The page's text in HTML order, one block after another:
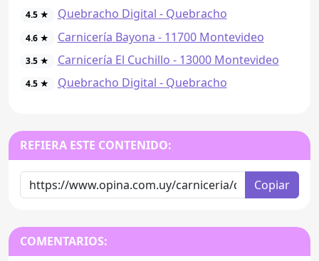
4.5 ★ Quebracho Digital - Quebracho
4.6 ★ Carnicería Bayona - 11700 Montevideo
3.5 ★ Carnicería El Cuchillo - 13000 Montevideo
4.5 ★ Quebracho Digital - Quebracho
REFIERA ESTE CONTENIDO:
Copiar
COMENTARIOS: